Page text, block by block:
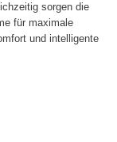
sorgen die
für maximale
und intelligente